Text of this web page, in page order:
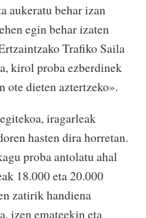
aukeratu behar izan
egin behar izaten
Trafiko Saila
kirol proba ezberdinek
ote dieten aztertzeko».
iragarleak
hasten dira horretan.
proba antolatu ahal
18.000 eta 20.000
zatirik handiena
izen emateekin eta